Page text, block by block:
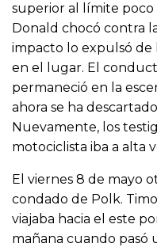
superior al límite poco
Donald chocó contra
impacto lo expulsó
en el lugar. El
permaneció en la
ahora se ha
Nuevamente, los
motociclista iba a alta
El viernes 8 de mayo
condado de Polk.
viajaba hacia el este
mañana cuando pasó